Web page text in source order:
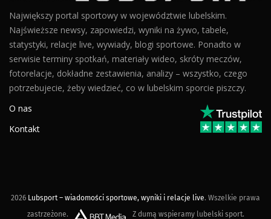
Największy portal sportowy w województwie lubelskim.
Najświeższe newsy, zapowiedzi, wyniki na żywo, tabele,
statystyki, relacje live, wywiady, blogi sportowe. Ponadto w
serwisie terminy spotkań, materiały wideo, skróty meczów,
fotorelacje, dokładne zestawienia, analizy – wszystko, czego
potrzebujecie, żeby wiedzieć, co w lubelskim sporcie piszczy.
O nas
Kontakt
2026 Lubsport – wiadomości sportowe, wyniki i relacje live. Wszelkie prawa
zastrzeżone.
Z dumą wspieramy lubelski sport.